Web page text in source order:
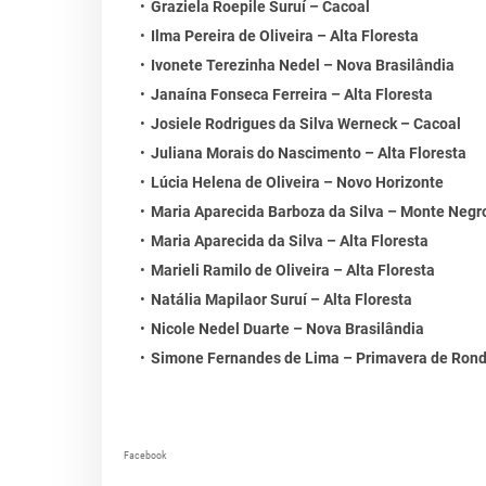
Graziela Roepile Suruí – Cacoal
Ilma Pereira de Oliveira – Alta Floresta
Ivonete Terezinha Nedel – Nova Brasilândia
Janaína Fonseca Ferreira – Alta Floresta
Josiele Rodrigues da Silva Werneck – Cacoal
Juliana Morais do Nascimento – Alta Floresta
Lúcia Helena de Oliveira – Novo Horizonte
Maria Aparecida Barboza da Silva – Monte
Maria Aparecida da Silva – Alta Floresta
Marieli Ramilo de Oliveira – Alta Floresta
Natália Mapilaor Suruí – Alta Floresta
Nicole Nedel Duarte – Nova Brasilândia
Simone Fernandes de Lima – Primavera de
Facebook